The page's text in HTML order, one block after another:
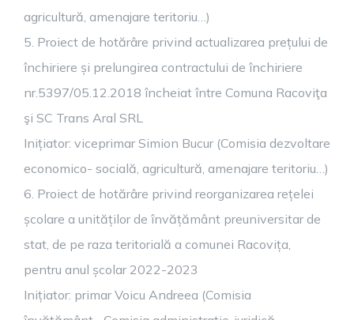
agricultură, amenajare teritoriu…)
5. Proiect de hotărâre privind actualizarea prețului de
închiriere și prelungirea contractului de închiriere
nr.5397/05.12.2018 încheiat între Comuna Racoviţa
şi SC Trans Aral SRL
Inițiator: viceprimar Simion Bucur (Comisia dezvoltare
economico- socială, agricultură, amenajare teritoriu…)
6. Proiect de hotărâre privind reorganizarea rețelei
școlare a unităților de învățământ preuniversitar de
stat, de pe raza teritorială a comunei Racovița,
pentru anul școlar 2022-2023
Inițiator: primar Voicu Andreea (Comisia